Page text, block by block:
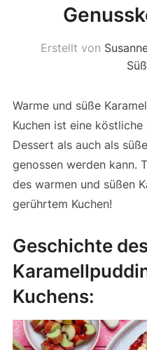
Erstellt von
Warme und süße
Kuchen ist eine
Dessert als auch als
genossen werden kann.
des warmen und süßen
gerührtem Kuchen!
Geschichte
Kuchens: